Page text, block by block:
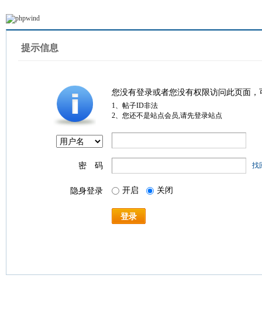
提示信息
您没有登录或者您没有权限访问此页面
1、帖子ID非法
2、您还不是站点会员,请先登录站点
密 码 找
隐身登录 开启 关闭
登录